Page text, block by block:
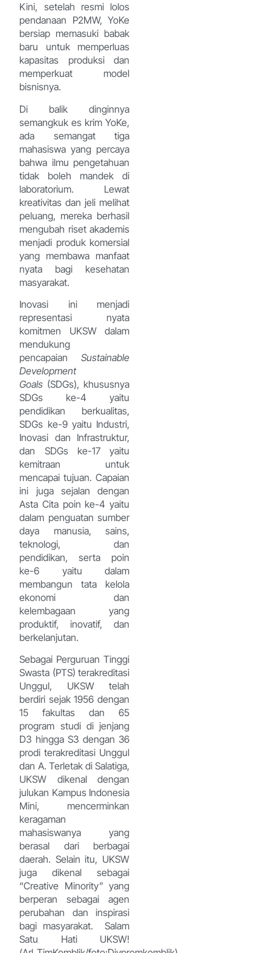
Kini, setelah resmi lolos
pendanaan P2MW, YoKe
bersiap memasuki babak
baru untuk memperluas
kapasitas produksi dan
memperkuat model
bisnisnya.
Di balik dinginnya
semangkuk es krim YoKe,
ada semangat tiga
mahasiswa yang percaya
bahwa ilmu pengetahuan
tidak boleh mandek di
laboratorium. Lewat
kreativitas dan jeli melihat
peluang, mereka berhasil
mengubah riset akademis
menjadi produk komersial
yang membawa manfaat
nyata bagi kesehatan
masyarakat.
Inovasi ini menjadi
representasi nyata
komitmen UKSW dalam
mendukung
pencapaian Sustainable
Development
Goals (SDGs), khususnya
SDGs ke-4 yaitu
pendidikan berkualitas,
SDGs ke-9 yaitu Industri,
Inovasi dan Infrastruktur,
dan SDGs ke-17 yaitu
kemitraan untuk
mencapai tujuan. Capaian
ini juga sejalan dengan
Asta Cita poin ke-4 yaitu
dalam penguatan sumber
daya manusia, sains,
teknologi, dan
pendidikan, serta poin
ke-6 yaitu dalam
membangun tata kelola
ekonomi dan
kelembagaan yang
produktif, inovatif, dan
berkelanjutan.
Sebagai Perguruan Tinggi
Swasta (PTS) terakreditasi
Unggul, UKSW telah
berdiri sejak 1956 dengan
15 fakultas dan 65
program studi di jenjang
D3 hingga S3 dengan 36
prodi terakreditasi Unggul
dan A. Terletak di Salatiga,
UKSW dikenal dengan
julukan Kampus Indonesia
Mini, mencerminkan
keragaman
mahasiswanya yang
berasal dari berbagai
daerah. Selain itu, UKSW
juga dikenal sebagai
“Creative Minority” yang
berperan sebagai agen
perubahan dan inspirasi
bagi masyarakat. Salam
Satu Hati UKSW!